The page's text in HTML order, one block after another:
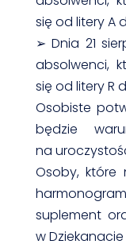
się od litery A
➢ Dnia 21
absolwenci,
się od litery R
Osobiste
będzie
na
Osoby, które
suplement
w Dziekanacie